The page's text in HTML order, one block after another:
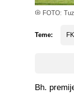
FOTO:
Teme:
Bh.